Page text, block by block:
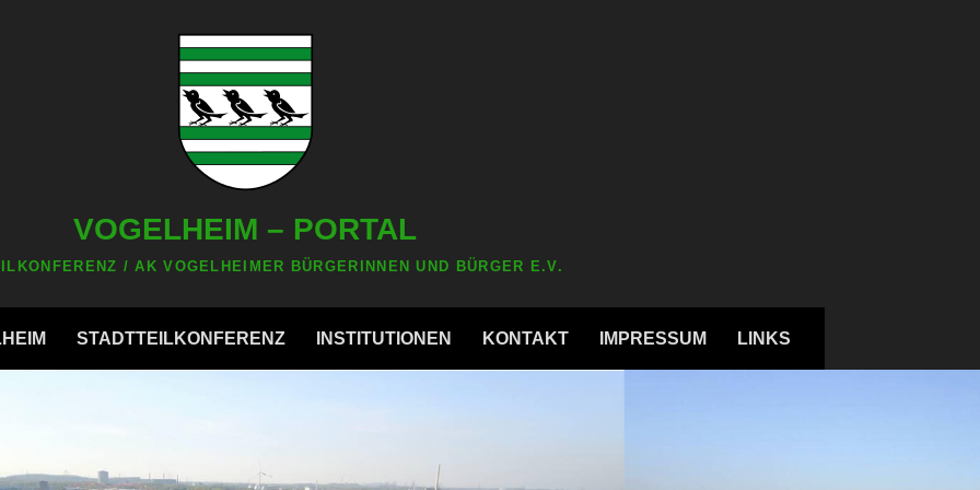
VOGELHEIM – PORTAL
/ AK VOGELHEIMER BÜRGERINNEN UND BÜRGER E.V.
STADTTEILKONFERENZ INSTITUTIONEN KONTAKT IMPRESSUM LINKS